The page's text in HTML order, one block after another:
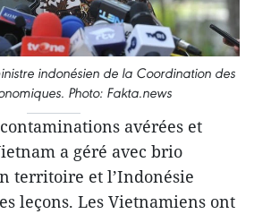
indonésien de la Coordination des
Photo: Fakta.news
avérées et
a géré avec brio
territoire et l’Indonésie
leçons. Les Vietnamiens ont